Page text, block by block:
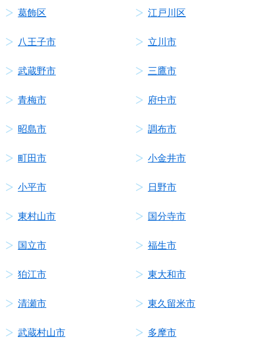
葛飾区 江戸川区
八王子市 立川市
武蔵野市 三鷹市
青梅市 府中市
昭島市 調布市
町田市 小金井市
小平市 日野市
東村山市 国分寺市
国立市 福生市
狛江市 東大和市
清瀬市 東久留米市
武蔵村山市 多摩市